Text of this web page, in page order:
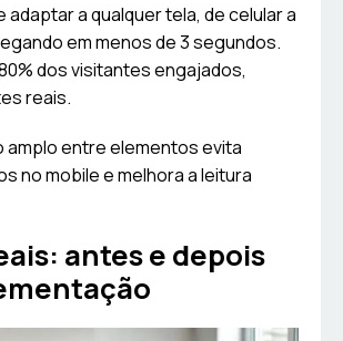
adaptar a qualquer tela, de celular a
em menos de 3 segundos.
dos visitantes engajados,
reais.
amplo entre elementos evita
no mobile e melhora a leitura
antes e depois